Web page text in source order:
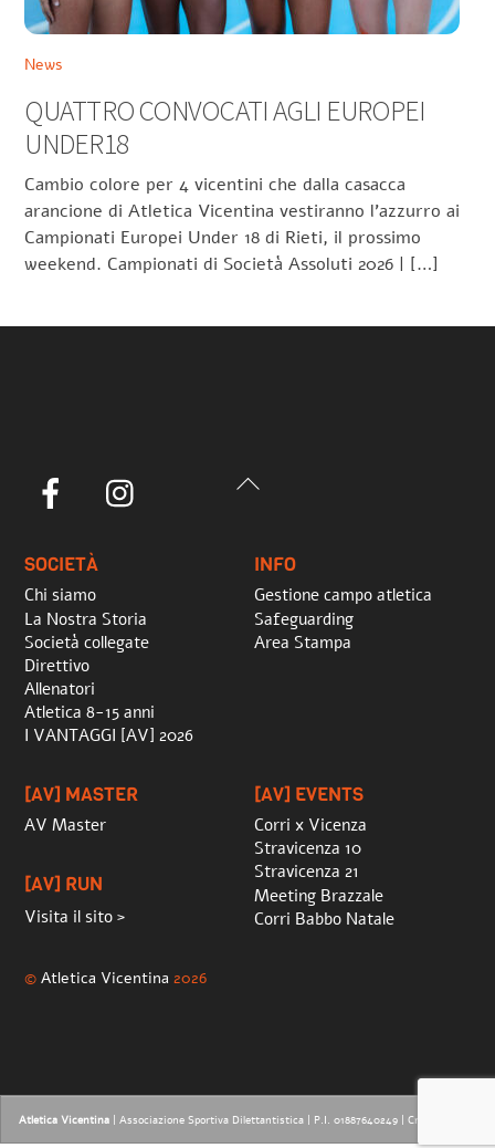
News
QUATTRO CONVOCATI AGLI EUROPEI
UNDER18
Cambio colore per 4 vicentini che dalla casacca
arancione di Atletica Vicentina vestiranno l’azzurro ai
Campionati Europei Under 18 di Rieti, il prossimo
weekend. Campionati di Società Assoluti 2026 | […]
Back
Facebook
SOCIETÀ
Chi siamo
La Nostra Storia
Società collegate
Direttivo
Allenatori
Atletica 8-15 anni
I VANTAGGI [AV] 2026
INFO
Gestione campo atletica
Safeguarding
Area Stampa
[AV] MASTER
AV Master
[AV] RUN
Visita il sito >
[AV] EVENTS
Corri x Vicenza
Stravicenza 10
Stravicenza 21
Meeting Brazzale
Corri Babbo Natale
©Atletica Vicentina 2026
Atletica Vicentina | Associazione Sportiva Dilettantistica | P.I. 01887640249 | Credits